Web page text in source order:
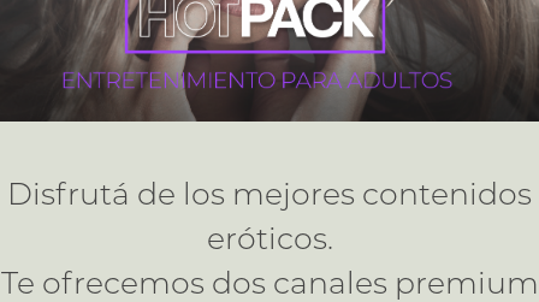
Disfrutá de los mejores contenidos
eróticos.
Te ofrecemos dos canales premium